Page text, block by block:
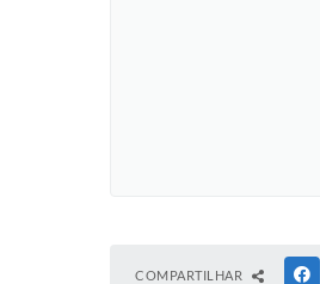
COMPARTILHAR